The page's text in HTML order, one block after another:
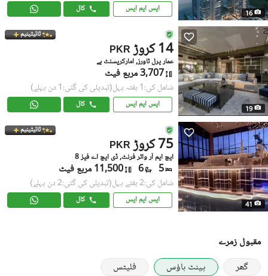
16 ایس ایم ایس کال
19
ٹائیٹینیم
PKR 14 کروڑ
عمار پرل ٹاورز, امارکریسنٹ بے
3,707 مربع فیٹ
شامل کی:1 ہفتہ پہل (تبدیلی کی گئی:1 دن پہلے)
ایس ایم ایس کال
41
ٹائیٹینیم
PKR 75 کروڑ
ایچ ایم آر واٹر فرنٹ, ڈی ایچ اے فیز 8
5
6 11,500 مربع فیٹ
شامل کی:2 ہفتے پہل (تبدیلی کی گئی:2 دن پہلے)
ایس ایم ایس کال
مقبول زمرے
گھر
پینٹ ہاؤس فلیٹس